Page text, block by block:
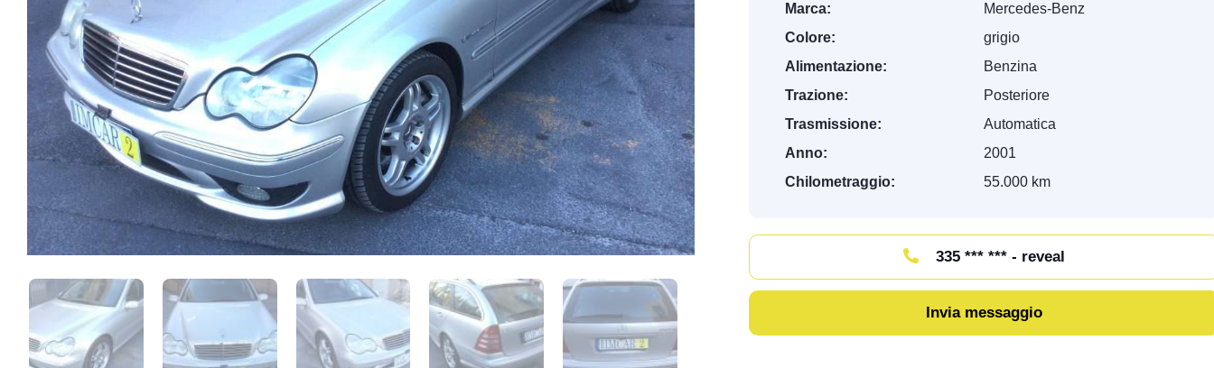
Marca:
Mercedes-Benz
Colore:
grigio
Alimentazione:
Benzina
Trazione:
Posteriore
Trasmissione:
Automatica
Anno:
2001
Chilometraggio:
55.000 km
335 *** *** - reveal
Invia messaggio